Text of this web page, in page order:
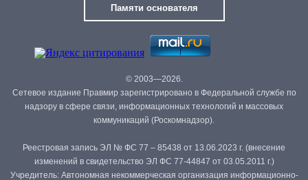
Памяти основателя
© 2003—2026.
Сетевое издание Правмир зарегистрировано в Федеральной службе по
надзору в сфере связи, информационных технологий и массовых
коммуникаций (Роскомнадзор).
Реестровая запись ЭЛ № ФС 77 – 85438 от 13.06.2023 г. (внесение
изменений в свидетельство ЭЛ ФС 77-44847 от 03.05.2011 г.)
Учредитель: Автономная некоммерческая организация информационно-